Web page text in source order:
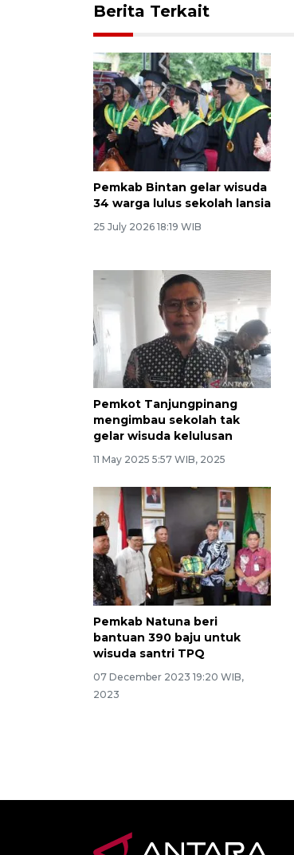
Berita Terkait
Pemkab Bintan gelar wisuda
34 warga lulus sekolah lansia
25 July 2026 18:19 WIB
Pemkot Tanjungpinang
mengimbau sekolah tak
gelar wisuda kelulusan
11 May 2025 5:57 WIB, 2025
Pemkab Natuna beri
bantuan 390 baju untuk
wisuda santri TPQ
07 December 2023 19:20 WIB,
2023